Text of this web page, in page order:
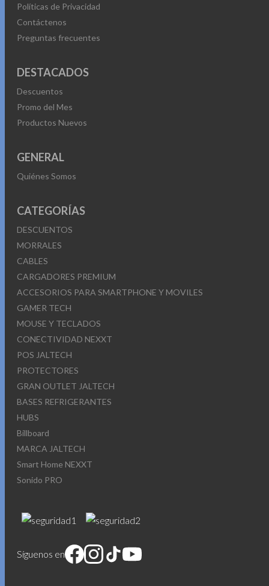
Políticas de Privacidad
Contáctenos
Preguntas frecuentes
DESTACADOS
Descuentos
Promo del Mes
Productos Nuevos
GENERAL
Quiénes Somos
CATEGORÍAS
DESCUENTOS
MORRALES
CABLES
CARGADORES PREMIUM
ACCESORIOS PARA SMARTPHONE Y MOVILES
GAMER TECH
MOUSE Y TECLADOS
CONECTIVIDAD NEXXT
POS JALTECH
PROTECTORES
GRAN OUTLET JALTECH
BASES REFRIGERANTES
HUBS
Billboard
MARCA JALTECH
Smart Home NEXXT
Sonido PRO
Síguenos en